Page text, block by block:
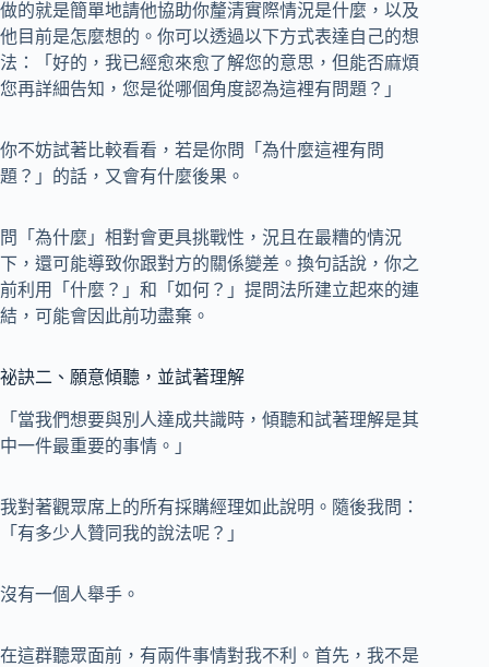
做的就是簡單地請他協助你釐清實際情況是什麼，以及
他目前是怎麼想的。你可以透過以下方式表達自己的想
法：「好的，我已經愈來愈了解您的意思，但能否麻煩
您再詳細告知，您是從哪個角度認為這裡有問題？」
你不妨試著比較看看，若是你問「為什麼這裡有問
題？」的話，又會有什麼後果。
問「為什麼」相對會更具挑戰性，況且在最糟的情況
下，還可能導致你跟對方的關係變差。換句話說，你之
前利用「什麼？」和「如何？」提問法所建立起來的連
結，可能會因此前功盡棄。
祕訣二、願意傾聽，並試著理解
「當我們想要與別人達成共識時，傾聽和試著理解是其
中一件最重要的事情。」
我對著觀眾席上的所有採購經理如此說明。隨後我問：
「有多少人贊同我的說法呢？」
沒有一個人舉手。
在這群聽眾面前，有兩件事情對我不利。首先，我不是